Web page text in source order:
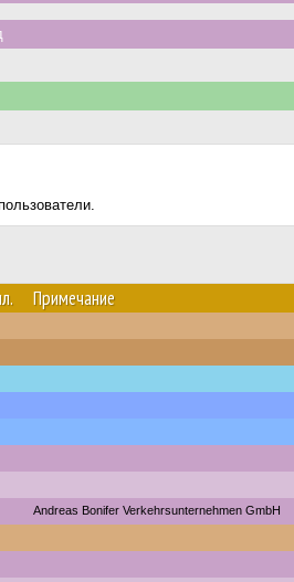
Примечание
Andreas Bonifer Verkehrsunternehmen GmbH